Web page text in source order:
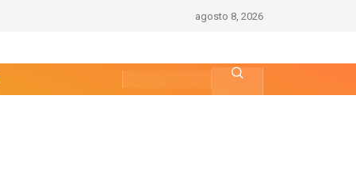
agosto 8, 2026